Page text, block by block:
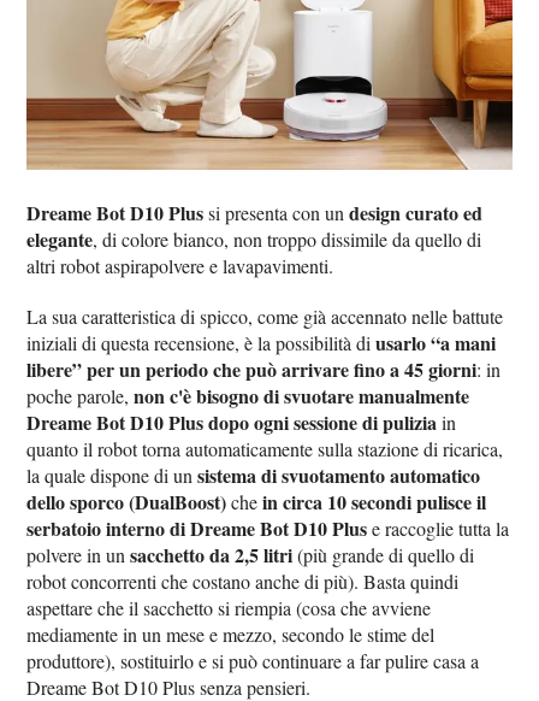
Dreame Bot D10 Plussi presenta con undesign curato ed
elegante, di colore bianco, non troppo dissimile da quello di
altri robot aspirapolvere e lavapavimenti.
La sua caratteristica di spicco, come già accennato nelle battute
iniziali di questa recensione, è la possibilità diusarlo “a mani
libere” per un periodo che può arrivare fino a 45 giorni: in
poche parole,non c'è bisogno di svuotare manualmente
Dreame Bot D10 Plus dopo ogni sessione di puliziain
quanto il robot torna automaticamente sulla stazione di ricarica,
la quale dispone di unsistema di svuotamento automatico
dello sporco (DualBoost)chein circa 10 secondi pulisce il
serbatoio interno di Dreame Bot D10 Pluse raccoglie tutta la
polvere in unsacchetto da 2,5 litri(più grande di quello di
robot concorrenti che costano anche di più). Basta quindi
aspettare che il sacchetto si riempia (cosa che avviene
mediamente in un mese e mezzo, secondo le stime del
produttore), sostituirlo e si può continuare a far pulire casa a
Dreame Bot D10 Plus senza pensieri.